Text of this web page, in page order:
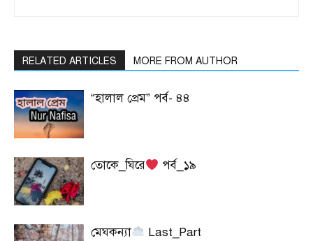
RELATED ARTICLES MORE FROM AUTHOR
“হালাল প্রেম” পর্ব- ৪৪
তোকে_ঘিরে পর্ব_১৯
মেঘকন্যা Last_Part